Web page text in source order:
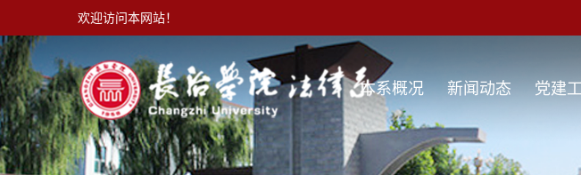
欢迎访问本网站！
本系概况 新闻动态 党建